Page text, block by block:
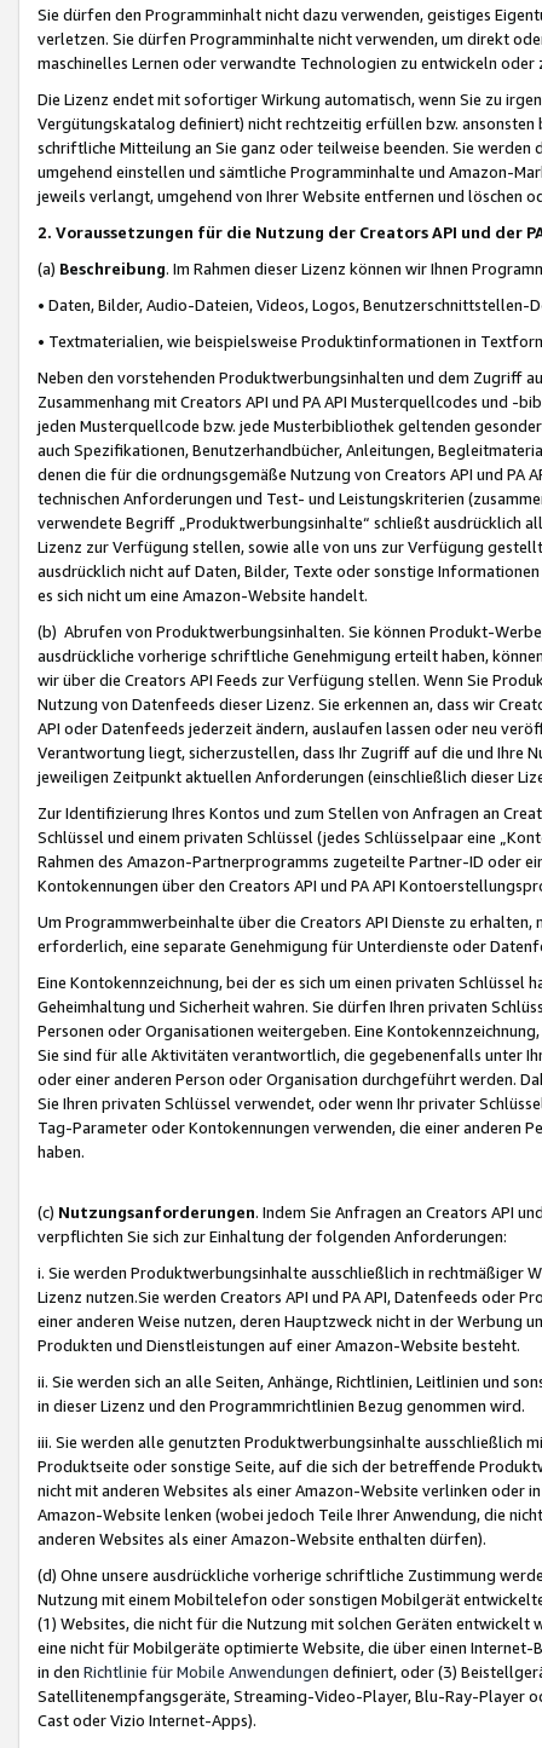
Sie dürfen den Programminhalt nicht dazu verwenden, geistiges
verletzen. Sie dürfen Programminhalte nicht verwenden, um direkt
maschinelles Lernen oder verwandte Technologien zu entwickeln
Die Lizenz endet mit sofortiger Wirkung automatisch, wenn Sie zu
Vergütungskatalog definiert) nicht rechtzeitig erfüllen bzw. ansonsten
schriftliche Mitteilung an Sie ganz oder teilweise beenden. Sie werden
umgehend einstellen und sämtliche Programminhalte und Amazon-
jeweils verlangt, umgehend von Ihrer Website entfernen und löschen
2. Voraussetzungen für die Nutzung der Creators API und der
(a) Beschreibung. Im Rahmen dieser Lizenz können wir Ihnen
• Daten, Bilder, Audio-Dateien, Videos, Logos, Benutzerschnittstellen-
• Textmaterialien, wie beispielsweise Produktinformationen in
Neben den vorstehenden Produktwerbungsinhalten und dem Zugriff
Zusammenhang mit Creators API und PA API Musterquellcodes und
jeden Musterquellcode bzw. jede Musterbibliothek geltenden
auch Spezifikationen, Benutzerhandbücher, Anleitungen,
denen die für die ordnungsgemäße Nutzung von Creators API und PA
technischen Anforderungen und Test- und Leistungskriterien
verwendete Begriff „Produktwerbungsinhalte“ schließt ausdrücklich
Lizenz zur Verfügung stellen, sowie alle von uns zur Verfügung
ausdrücklich nicht auf Daten, Bilder, Texte oder sonstige
es sich nicht um eine Amazon-Website handelt.
(b) Abrufen von Produktwerbungsinhalten. Sie können Produkt-
ausdrückliche vorherige schriftliche Genehmigung erteilt haben,
wir über die Creators API Feeds zur Verfügung stellen. Wenn Sie
Nutzung von Datenfeeds dieser Lizenz. Sie erkennen an, dass wir
API oder Datenfeeds jederzeit ändern, auslaufen lassen oder neu
Verantwortung liegt, sicherzustellen, dass Ihr Zugriff auf die und Ihre
jeweiligen Zeitpunkt aktuellen Anforderungen (einschließlich dieser
Zur Identifizierung Ihres Kontos und zum Stellen von Anfragen an
Schlüssel und einem privaten Schlüssel (jedes Schlüsselpaar eine
Rahmen des Amazon-Partnerprogramms zugeteilte Partner-ID oder
Kontokennungen über den Creators API und PA API
Um Programmwerbeinhalte über die Creators API Dienste zu
erforderlich, eine separate Genehmigung für Unterdienste oder
Eine Kontokennzeichnung, bei der es sich um einen privaten
Geheimhaltung und Sicherheit wahren. Sie dürfen Ihren privaten
Personen oder Organisationen weitergeben. Eine
Sie sind für alle Aktivitäten verantwortlich, die gegebenenfalls unter
oder einer anderen Person oder Organisation durchgeführt werden.
Sie Ihren privaten Schlüssel verwendet, oder wenn Ihr privater
Tag-Parameter oder Kontokennungen verwenden, die einer anderen
haben.
(c) Nutzungsanforderungen. Indem Sie Anfragen an Creators API
verpflichten Sie sich zur Einhaltung der folgenden Anforderungen:
i. Sie werden Produktwerbungsinhalte ausschließlich in rechtmäßiger
Lizenz nutzen.Sie werden Creators API und PA API, Datenfeeds oder
einer anderen Weise nutzen, deren Hauptzweck nicht in der Werbung
Produkten und Dienstleistungen auf einer Amazon-Website besteht.
ii. Sie werden sich an alle Seiten, Anhänge, Richtlinien, Leitlinien und
in dieser Lizenz und den Programmrichtlinien Bezug genommen wird.
iii. Sie werden alle genutzten Produktwerbungsinhalte ausschließlich
Produktseite oder sonstige Seite, auf die sich der betreffende
nicht mit anderen Websites als einer Amazon-Website verlinken oder
Amazon-Website lenken (wobei jedoch Teile Ihrer Anwendung, die
anderen Websites als einer Amazon-Website enthalten dürfen).
(d) Ohne unsere ausdrückliche vorherige schriftliche Zustimmung
Nutzung mit einem Mobiltelefon oder sonstigen Mobilgerät
(1) Websites, die nicht für die Nutzung mit solchen Geräten
eine nicht für Mobilgeräte optimierte Website, die über einen
in den Richtlinie für Mobile Anwendungen definiert, oder (3)
Satellitenempfangsgeräte, Streaming-Video-Player, Blu-Ray-Player
Cast oder Vizio Internet-Apps).